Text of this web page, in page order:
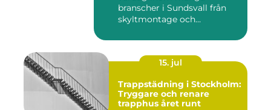
branscher i Sundsvall från
skyltmontage och
15. jul
Trappstädning i Stockholm:
Tryggare och renare
trapphus året runt